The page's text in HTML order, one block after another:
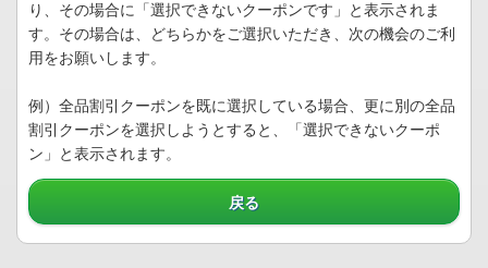
り、その場合に「選択できないクーポンです」と表示されま
す。その場合は、どちらかをご選択いただき、次の機会のご利
用をお願いします。
例）全品割引クーポンを既に選択している場合、更に別の全品
割引クーポンを選択しようとすると、「選択できないクーポ
ン」と表示されます。
戻る